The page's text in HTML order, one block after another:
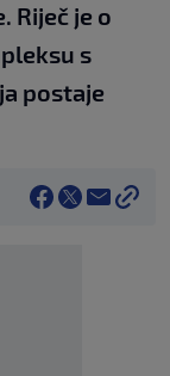
Riječ je o
s
postaje